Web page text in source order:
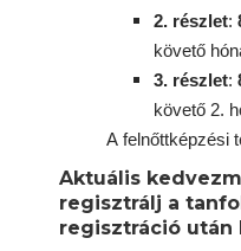
2. részlet:
követő
3. részlet:
követő 2.
A felnőttképzési
Aktuális
regisztrálj a
regisztráció után